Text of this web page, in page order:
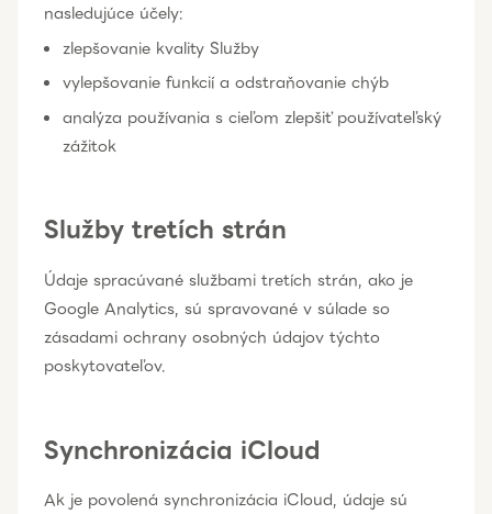
nasledujúce účely:
zlepšovanie kvality Služby
vylepšovanie funkcií a odstraňovanie chýb
analýza používania s cieľom zlepšiť používateľský
zážitok
Služby tretích strán
Údaje spracúvané službami tretích strán, ako je
Google Analytics, sú spravované v súlade so
zásadami ochrany osobných údajov týchto
poskytovateľov.
Synchronizácia iCloud
Ak je povolená synchronizácia iCloud, údaje sú